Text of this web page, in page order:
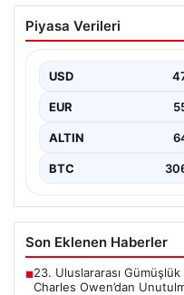
Bursa’daki
Piyasa Verileri
USD
EUR
ALTIN
BTC
Son Eklenen Haberler
■23. Uluslararası
Charles Owen’dan